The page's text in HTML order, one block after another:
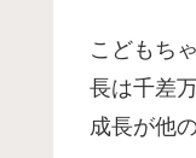
こどもち
長は千差万
成長が他